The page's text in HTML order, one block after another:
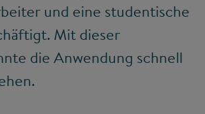
und eine studentische
Mit dieser
die Anwendung schnell